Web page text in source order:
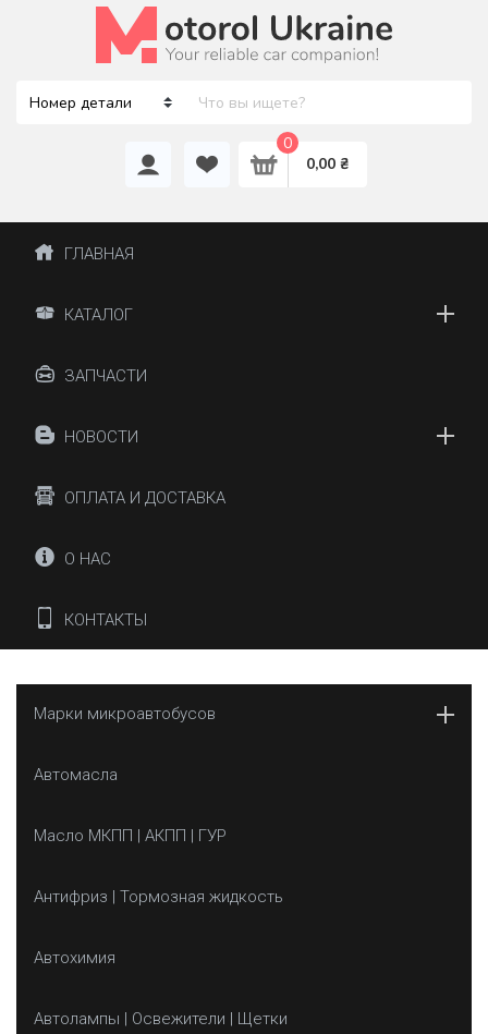
0,00 ₴
0
ГЛАВНАЯ
КАТАЛОГ
ЗАПЧАСТИ
НОВОСТИ
ОПЛАТА И ДОСТАВКА
О НАС
КОНТАКТЫ
Марки микроавтобусов
Автомасла
Масло МКПП | АКПП | ГУР
Антифриз | Тормозная жидкость
Автохимия
Автолампы | Освежители | Щетки